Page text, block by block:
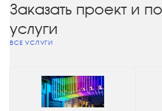
Заказать проект и
услуги
ВСЕ УСЛУГИ